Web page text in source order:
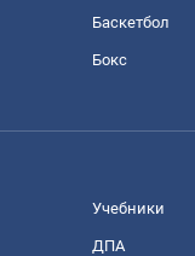
Баскетбол
Бокс
Учебники
ДПА